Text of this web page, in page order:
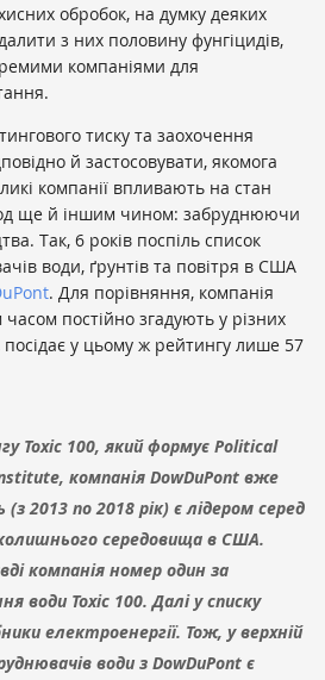
обробок, на думку деяких
з них половину фунгіцидів,
компаніями для
тиску та заохочення
й застосовувати, якомога
компанії впливають на стан
ще й іншим чином: забруднюючи
Так, 6 років поспіль список
води, ґрунтів та повітря в США
. Для порівняння, компанія
часом постійно згадують у різних
посідає у цьому ж рейтингу лише 57
Toxic 100, який формує Political
компанія DowDuPont вже
(з 2013 по 2018 рік) є лідером серед
середовища в США.
компанія номер один за
води Toxic 100. Далі у списку
електроенергії. Тож, у верхній
води з DowDuPont є